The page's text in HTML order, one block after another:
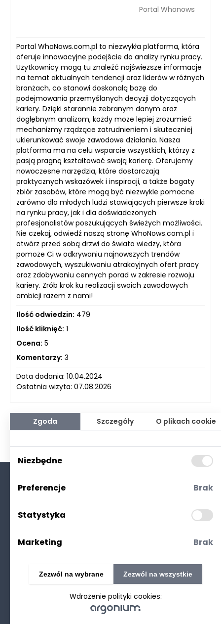
Portal Whonows
Portal WhoNows.com.pl to niezwykła platforma, która
oferuje innowacyjne podejście do analizy rynku pracy.
Użytkownicy mogą tu znaleźć najświeższe informacje
na temat aktualnych tendencji oraz liderów w różnych
branżach, co stanowi doskonałą bazę do
podejmowania przemyślanych decyzji dotyczących
kariery. Dzięki starannie zebranym danym oraz
dogłębnym analizom, każdy może lepiej zrozumieć
mechanizmy rządzące zatrudnieniem i skuteczniej
ukierunkować swoje zawodowe działania. Nasza
platforma ma na celu wsparcie wszystkich, którzy z
pasją pragną kształtować swoją karierę. Oferujemy
nowoczesne narzędzia, które dostarczają
praktycznych wskazówek i inspiracji, a także bogaty
zbiór zasobów, które mogą być niezwykle pomocne
zarówno dla młodych ludzi stawiających pierwsze kroki
na rynku pracy, jak i dla doświadczonych
profesjonalistów poszukujących świeżych możliwości.
Nie czekaj, odwiedź naszą stronę WhoNows.com.pl i
otwórz przed sobą drzwi do świata wiedzy, która
pomoże Ci w odkrywaniu najnowszych trendów
zawodowych, wyszukiwaniu atrakcyjnych ofert pracy
oraz zdobywaniu cennych porad w zakresie rozwoju
kariery. Zrób krok ku realizacji swoich zawodowych
ambicji razem z nami!
Ilość odwiedzin: 479
Ilość kliknięć: 1
Ocena: 5
Komentarzy: 3
Data dodania: 10.04.2024
Ostatnia wizyta: 07.08.2026
Polityka prywatności
©2025 Realizacjastrony www: Technetium.pl
Zgoda Szczegóły O plikach cookie
Niezbędne
Preferencje Brak
Statystyka
Marketing Brak
Wdrożenie polityki cookies:
Zezwól na wybrane Zezwól na wszystkie